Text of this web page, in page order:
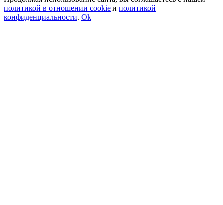
политикой в отношении cookie и политикой
конфиденциальности. Ok